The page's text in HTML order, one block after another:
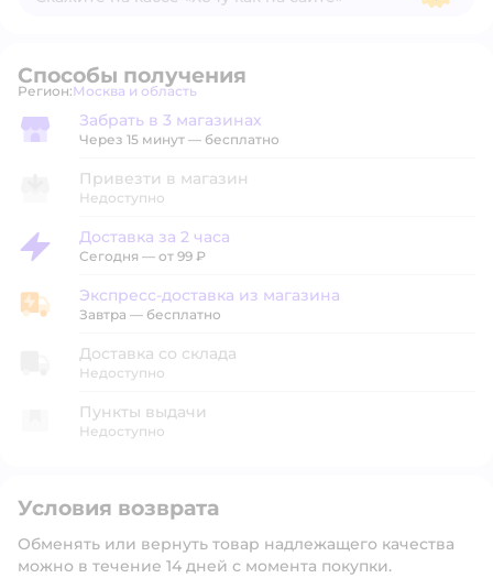
Способы получения
Регион: Выбор адреса доставки.
Москва и область
Забрать в магазине
Забрать в 3 магазинах
Через 15 минут — бесплатно
Привезти в магазин
Недоступно
Доставка за 2 часа
Доставка за 2 часа
Сегодня — от 99 ₽
Экспресс-доставка из магазина
Экспресс-доставка из магазина
Завтра — бесплатно
Доставка со склада
Недоступно
Пункты выдачи
Недоступно
Условия возврата
Обменять или вернуть товар надлежащего качества
можно в течение 14 дней с момента покупки.